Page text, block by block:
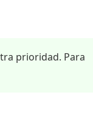
prioridad. Para